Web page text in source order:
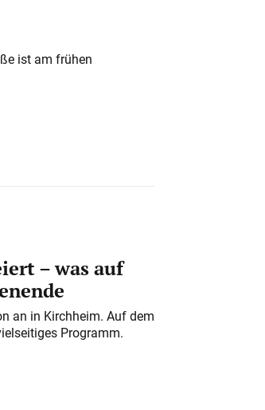
ist am frühen
– was auf
an in Kirchheim. Auf dem
Programm.